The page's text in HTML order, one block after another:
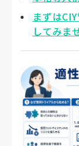
まずは
してみま